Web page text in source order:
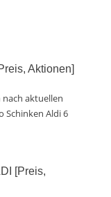
Aktionen]
nach aktuellen
Schinken Aldi 6
[Preis,